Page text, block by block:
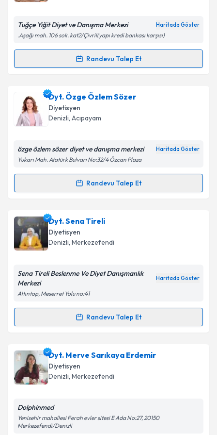
Kişisel verilerimin işlenmesine ilişkin
Metni'ni okudum ve kişisel verilerimin belirtilen
Takvim Talebini Gönder
Tuğçe Yiğit Diyet ve Danışma Merkezi Haritada Göster
.Aşağı mah. 106 sok. kat2/Çivril(yapı kredi bankası karşısı)
Randevu Talep Et
Randevu Takvimi Talebi
Dyt. Tuğçe Yiğitiçin randevu takvimi talebi oluşturun.
Size bu uzmandan randevu almanız için bir takvim
hazırlandığında e-posta ile bilgilendireceğiz.
Kişisel verilerimin işlenmesine ilişkin
Metni'ni okudum ve kişisel verilerimin belirtilen
Takvim Talebini Gönder
Dyt. Özge Özlem Sözer
Diyetisyen
Denizli, Acıpayam
özge özlem sözer diyet ve danışma merkezi Haritada Göster
Yukarı Mah. Atatürk Bulvarı No:32/4 Özcan Plaza
Randevu Talep Et
Randevu Takvimi Talebi
Dyt. Özge Özlem Sözer
oluşturun. Size bu uzmandan randevu almanız için bir
takvim hazırlandığında e-posta ile bilgilendireceğiz.
Kişisel verilerimin işlenmesine ilişkinAydınlatma
'ni okudum ve kişisel verilerimin belirtilen
kapsamda işlenmesini kabul ediyorum.
Takvim Talebini Gönder
Dyt. Sena Tireli
Diyetisyen
Denizli, Merkezefendi
Sena Tireli Beslenme Ve Diyet Danışmanlık
Merkezi
Haritada Göster
Altıntop, Meserret Yolu no:41
Randevu Talep Et
Randevu Takvimi Talebi
Dyt. Sena Tireliiçin randevu takvimi talebi oluşturun.
Size bu uzmandan randevu almanız için bir takvim
hazırlandığında e-posta ile bilgilendireceğiz.
Dyt. Merve Sarıkaya Erdemir
Diyetisyen
Denizli, Merkezefendi
Dolphinmed
Yenisehir mahallesi Ferah evler sitesi E Ada No:27, 20150
Merkezefendi/Denizli